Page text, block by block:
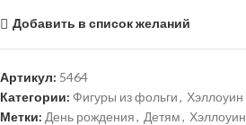
Добавить в список желаний
Артикул: 5464
Категории: Фигуры из фольги, Хэллоуин
Метки: День рождения, Детям, Хэллоуин